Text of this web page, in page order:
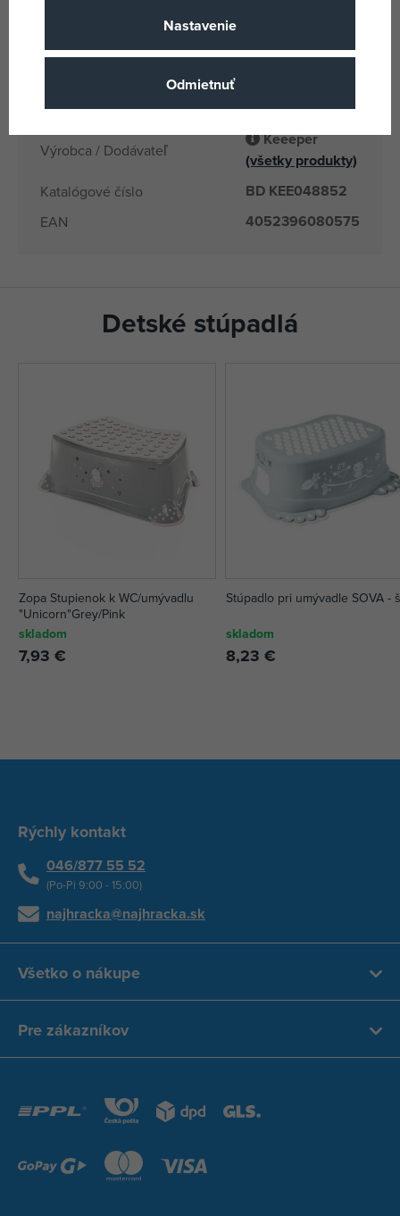
Nosnosť 20 kg
Dodávateľské číslo KEE048852
Výrobca / Dodávateľ
Keeeper
(všetky produkty)
Katalógové číslo BD KEE048852
EAN 4052396080575
Detské stúpadlá
Zopa Stupienok k WC/umývadlu
"Unicorn"Grey/Pink
skladom
7,93 €
Stúpadlo pri umývadle SOVA -
skladom
8,23 €
Rýchly kontakt
046/877 55 52
(Po-Pi 9:00 - 15:00)
najhracka@najhracka.sk
Všetko o nákupe
Pre zákazníkov
Nastavenie
Odmietnuť